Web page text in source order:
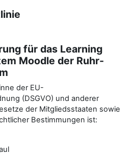
für das Learning
Moodle der Ruhr-
der EU-
(DSGVO) und anderer
der Mitgliedsstaaten sowie
Bestimmungen ist: